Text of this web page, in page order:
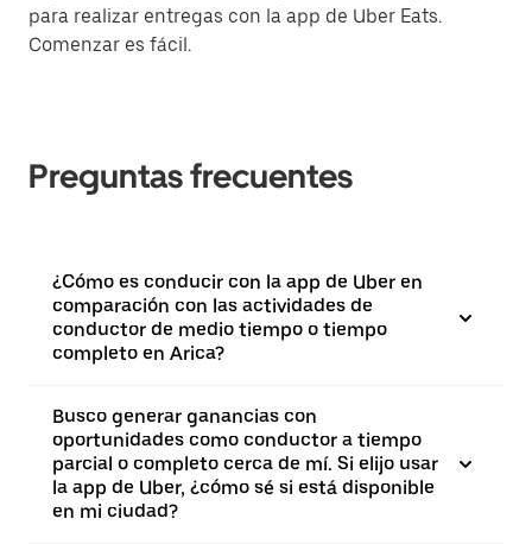
para realizar entregas con la app de Uber Eats.
Comenzar es fácil.
Preguntas frecuentes
¿Cómo es conducir con la app de Uber en
comparación con las actividades de
conductor de medio tiempo o tiempo
completo en Arica?
Busco generar ganancias con
oportunidades como conductor a tiempo
parcial o completo cerca de mí. Si elijo usar
la app de Uber, ¿cómo sé si está disponible
en mi ciudad?